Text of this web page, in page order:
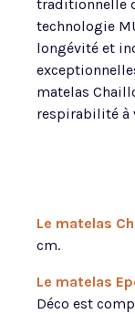
traditionnelle
technologie
longévité et
matelas
respirabilité à
Le matelas
cm.
Le matelas
Déco est